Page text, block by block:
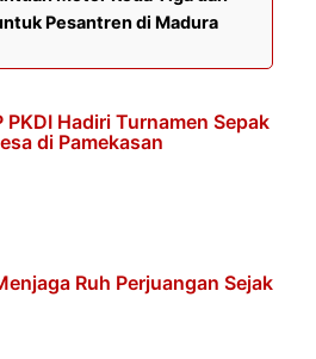
Pesantren di Madura
PKDI Hadiri Turnamen Sepak
di Pamekasan
Ruh Perjuangan Sejak